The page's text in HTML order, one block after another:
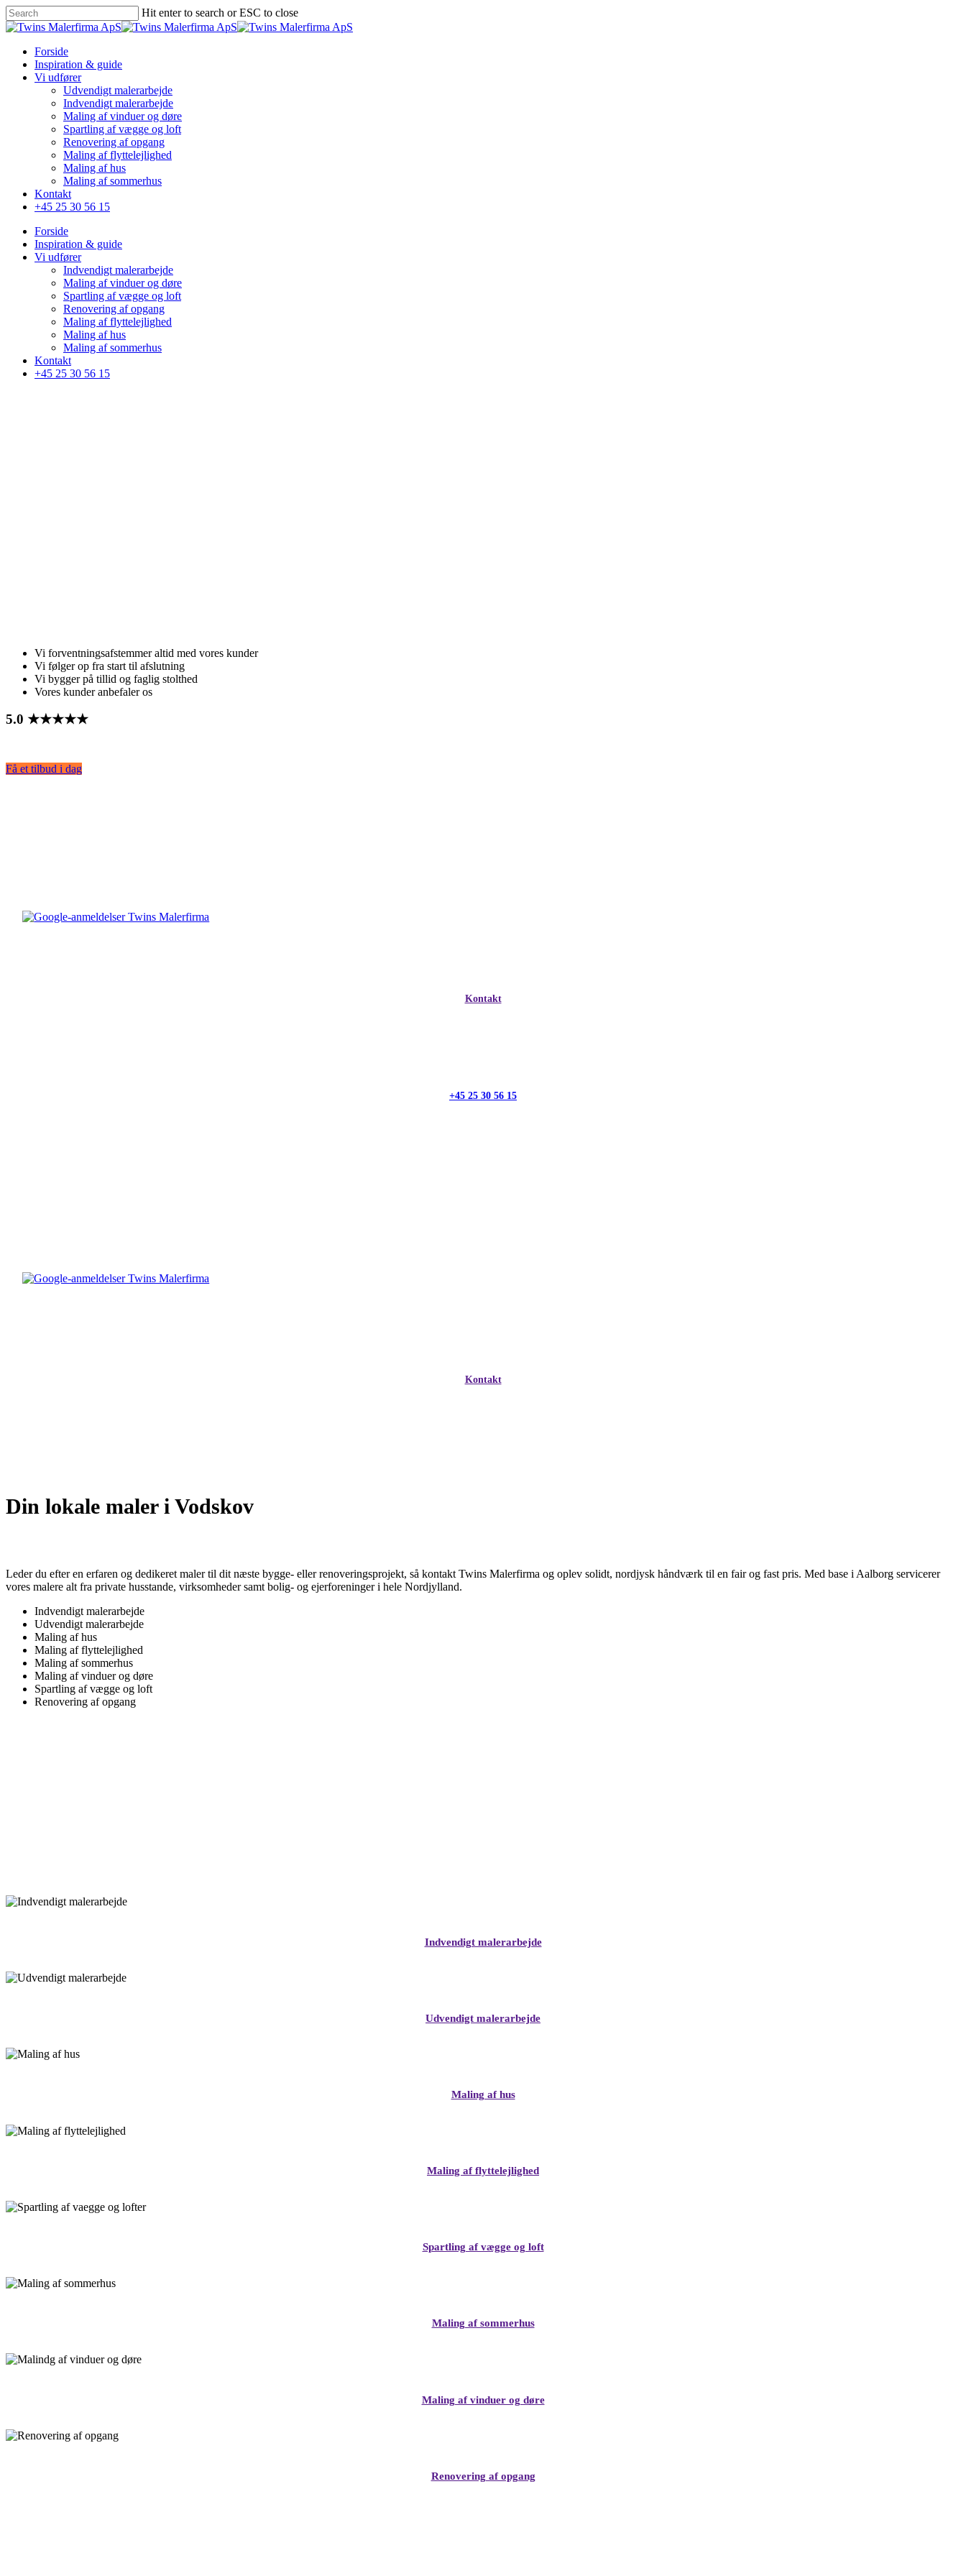
Skip
to
content
Hit enter to search or ESC to close
Close
Menu
Forside
Inspiration & guide
Vi udfører
Udvendigt malerarbejde
Indvendigt malerarbejde
Maling af vinduer og døre
Spartling af vægge og loft
Renovering af opgang
Maling af flyttelejlighed
Maling af hus
Maling af sommerhus
Kontakt
+45 25 30 56 15
Forside
Inspiration & guide
Vi udfører
Indvendigt malerarbejde
Maling af vinduer og døre
Spartling af vægge og loft
Renovering af opgang
Maling af flyttelejlighed
Maling af hus
Maling af sommerhus
Kontakt
+45 25 30 56 15
Vi forventningsafstemmer altid med vores kunder
Vi følger op fra start til afslutning
Vi bygger på tillid og faglig stolthed
Vores kunder anbefaler os
5.0 ★★★★★
Få et tilbud i dag
Kontakt
+45 25 30 56 15
Kontakt
Din lokale maler i Vodskov
Leder du efter en erfaren og dedikeret maler til dit næste bygge- eller renoveringsprojekt, så kontakt Twins Malerfirma og oplev solidt, nordjysk håndværk til en fair og fast pris. Med base i Aalborg servicerer
vores malere alt fra private husstande, virksomheder samt bolig- og ejerforeninger i hele Nordjylland.
Indvendigt malerarbejde
Udvendigt malerarbejde
Maling af hus
Maling af flyttelejlighed
Maling af sommerhus
Maling af vinduer og døre
Spartling af vægge og loft
Renovering af opgang
Indvendigt malerarbejde
Udvendigt malerarbejde
Maling af hus
Maling af flyttelejlighed
Spartling af vægge og loft
Maling af sommerhus
Maling af vinduer og døre
Renovering af opgang